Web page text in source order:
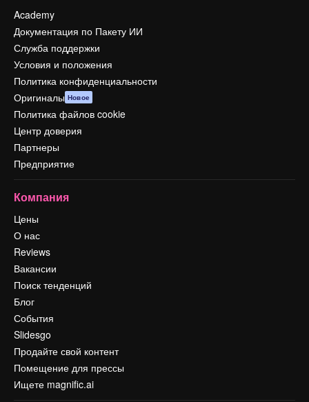
Academy
Документация по Пакету ИИ
Служба поддержки
Условия и положения
Политика конфиденциальности
Оригиналы Новое
Политика файлов cookie
Центр доверия
Партнеры
Предприятие
Компания
Цены
О нас
Reviews
Вакансии
Поиск тенденций
Блог
События
Slidesgo
Продайте свой контент
Помещение для прессы
Ищете magnific.ai